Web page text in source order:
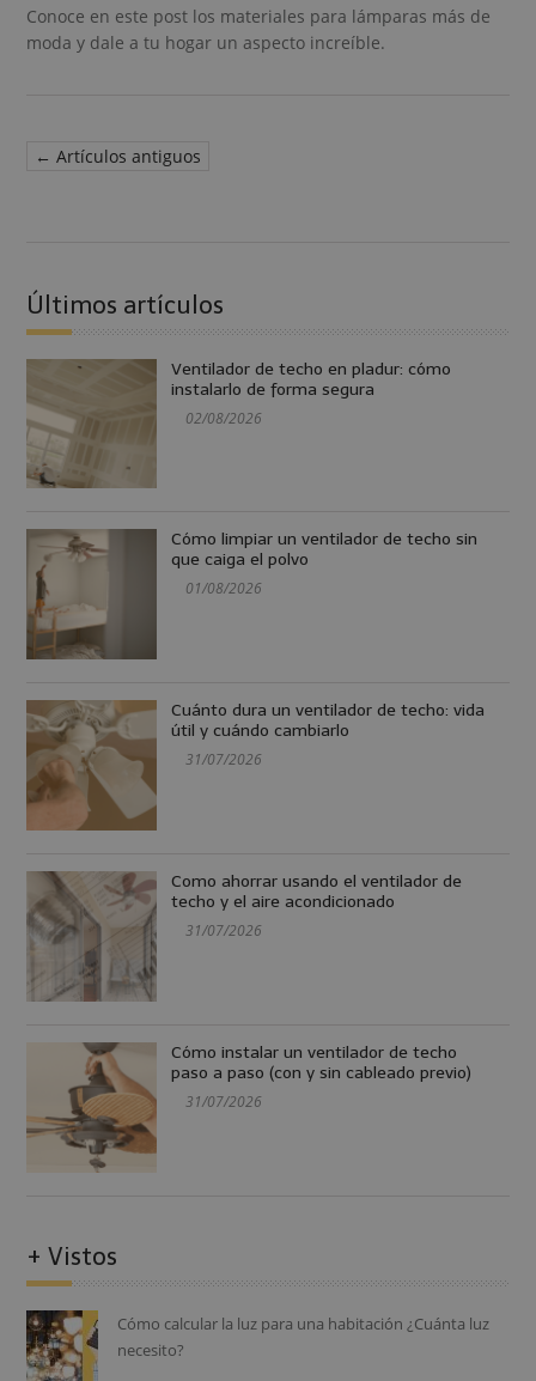
Conoce en este post los materiales para lámparas más de
moda y dale a tu hogar un aspecto increíble.
← Artículos antiguos
Últimos artículos
Ventilador de techo en pladur: cómo
instalarlo de forma segura
02/08/2026
Cómo limpiar un ventilador de techo sin
que caiga el polvo
01/08/2026
Cuánto dura un ventilador de techo: vida
útil y cuándo cambiarlo
31/07/2026
Como ahorrar usando el ventilador de
techo y el aire acondicionado
31/07/2026
Cómo instalar un ventilador de techo
paso a paso (con y sin cableado previo)
31/07/2026
+ Vistos
Cómo calcular la luz para una habitación ¿Cuánta luz
necesito?